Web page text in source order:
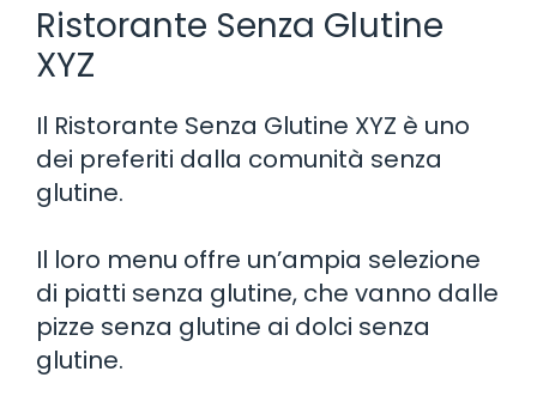
Ristorante Senza Glutine
XYZ
Il Ristorante Senza Glutine XYZ è uno
dei preferiti dalla comunità senza
glutine.
Il loro menu offre un’ampia selezione
di piatti senza glutine, che vanno dalle
pizze senza glutine ai dolci senza
glutine.